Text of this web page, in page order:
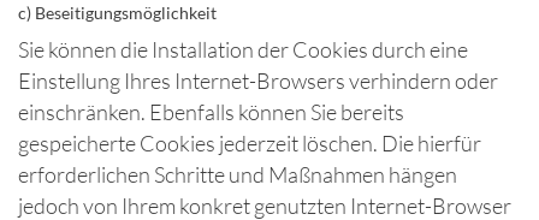
c) Beseitigungsmöglichkeit
Sie können die Installation der Cookies durch eine
Einstellung Ihres Internet-Browsers verhindern oder
einschränken. Ebenfalls können Sie bereits
gespeicherte Cookies jederzeit löschen. Die hierfür
erforderlichen Schritte und Maßnahmen hängen
jedoch von Ihrem konkret genutzten Internet-Browser